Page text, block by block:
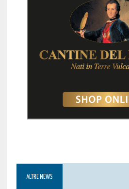
ALTRE NEWS